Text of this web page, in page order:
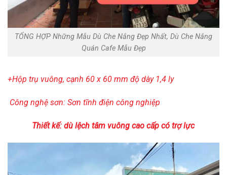
TỔNG HỢP Những Mẫu Dù Che Nắng Đẹp Nhất, Dù Che Nắng
Quán Cafe Mẫu Đẹp
+Hộp trụ vuông, cạnh 60 x 60 mm độ dày 1,4 ly
Công nghệ sơn: Sơn tĩnh điện công nghiệp
Thiết kế: dù lệch tâm vuông cao cấp có trợ lực